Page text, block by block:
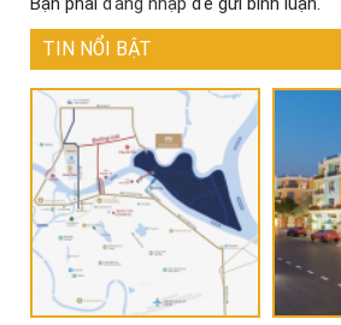
TIN NỔI BẬT